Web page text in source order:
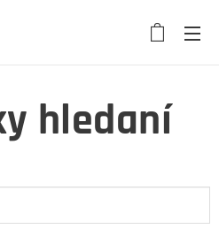
hledaní